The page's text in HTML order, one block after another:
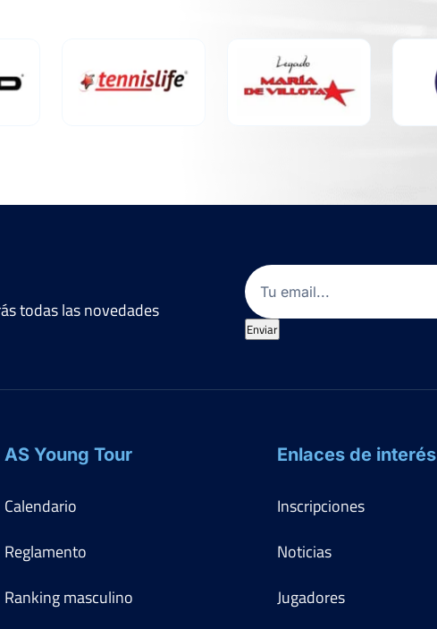
todas las novedades
Email
Enviar
AS Young Tour
Calendario
Reglamento
Ranking masculino
Enlaces de interés
Inscripciones
Noticias
Jugadores